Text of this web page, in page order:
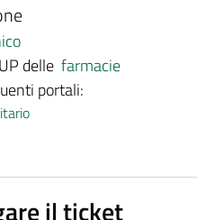
delle farmacie
portali:
il ticket